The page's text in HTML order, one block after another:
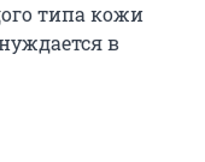
типа кожи
в